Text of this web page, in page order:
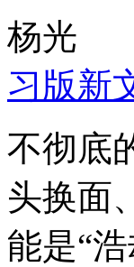
杨光
习版新
不彻底
头换面
能是“